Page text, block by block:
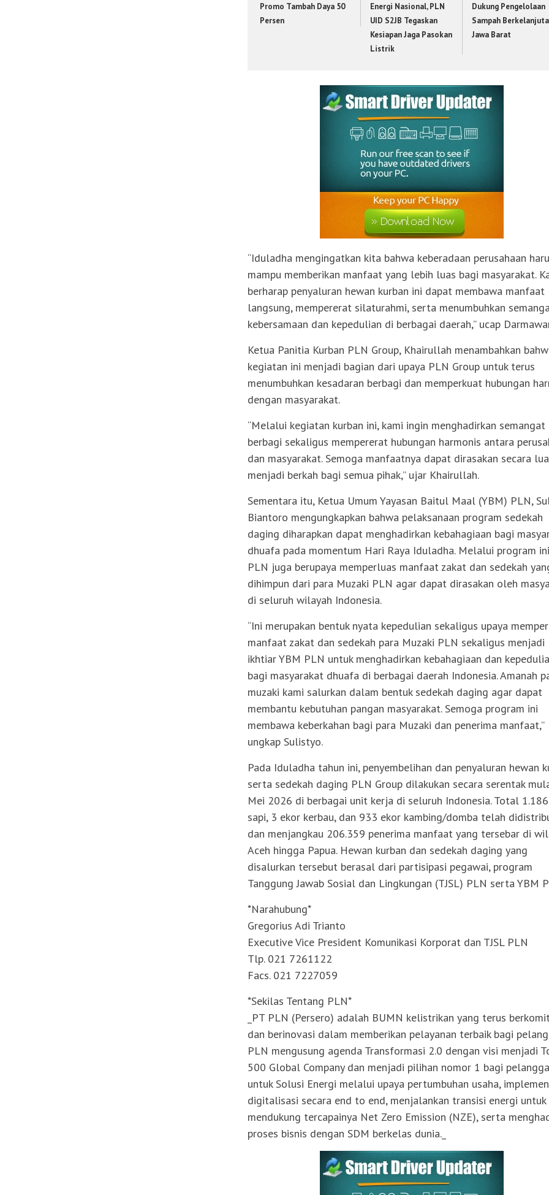
Promo Tambah Daya 50
Persen
Energi Nasional, PLN
UID S2JB Tegaskan
Kesiapan Jaga Pasokan
Listrik
Dukung Pengelolaan
Sampah
Jawa Barat
“Iduladha mengingatkan kita bahwa keberadaan perusahaan
mampu memberikan manfaat yang lebih luas bagi masyarakat.
berharap penyaluran hewan kurban ini dapat membawa manfaat
langsung, mempererat silaturahmi, serta menumbuhkan
kebersamaan dan kepedulian di berbagai daerah,” ucap
Ketua Panitia Kurban PLN Group, Khairullah menambahkan
kegiatan ini menjadi bagian dari upaya PLN Group untuk terus
menumbuhkan kesadaran berbagi dan memperkuat hubungan
dengan masyarakat.
“Melalui kegiatan kurban ini, kami ingin menghadirkan semangat
berbagi sekaligus mempererat hubungan harmonis antara
dan masyarakat. Semoga manfaatnya dapat dirasakan secara
menjadi berkah bagi semua pihak,” ujar Khairullah.
Sementara itu, Ketua Umum Yayasan Baitul Maal (YBM) PLN,
Biantoro mengungkapkan bahwa pelaksanaan program sedekah
daging diharapkan dapat menghadirkan kebahagiaan bagi
dhuafa pada momentum Hari Raya Iduladha. Melalui program
PLN juga berupaya memperluas manfaat zakat dan sedekah
dihimpun dari para Muzaki PLN agar dapat dirasakan oleh
di seluruh wilayah Indonesia.
“Ini merupakan bentuk nyata kepedulian sekaligus upaya
manfaat zakat dan sedekah para Muzaki PLN sekaligus menjadi
ikhtiar YBM PLN untuk menghadirkan kebahagiaan dan
bagi masyarakat dhuafa di berbagai daerah Indonesia. Amanah
muzaki kami salurkan dalam bentuk sedekah daging agar dapat
membantu kebutuhan pangan masyarakat. Semoga program ini
membawa keberkahan bagi para Muzaki dan penerima manfaat,”
ungkap Sulistyo.
Pada Iduladha tahun ini, penyembelihan dan penyaluran hewan
serta sedekah daging PLN Group dilakukan secara serentak
Mei 2026 di berbagai unit kerja di seluruh Indonesia. Total
sapi, 3 ekor kerbau, dan 933 ekor kambing/domba telah
dan menjangkau 206.359 penerima manfaat yang tersebar di
Aceh hingga Papua. Hewan kurban dan sedekah daging yang
disalurkan tersebut berasal dari partisipasi pegawai, program
Tanggung Jawab Sosial dan Lingkungan (TJSL) PLN serta YBM
*Narahubung*
Gregorius Adi Trianto
Executive Vice President Komunikasi Korporat dan TJSL PLN
Tlp. 021 7261122
Facs. 021 7227059
*Sekilas Tentang PLN*
_PT PLN (Persero) adalah BUMN kelistrikan yang terus
dan berinovasi dalam memberikan pelayanan terbaik bagi
PLN mengusung agenda Transformasi 2.0 dengan visi menjadi
500 Global Company dan menjadi pilihan nomor 1 bagi
untuk Solusi Energi melalui upaya pertumbuhan usaha,
digitalisasi secara end to end, menjalankan transisi energi untuk
mendukung tercapainya Net Zero Emission (NZE), serta
proses bisnis dengan SDM berkelas dunia._